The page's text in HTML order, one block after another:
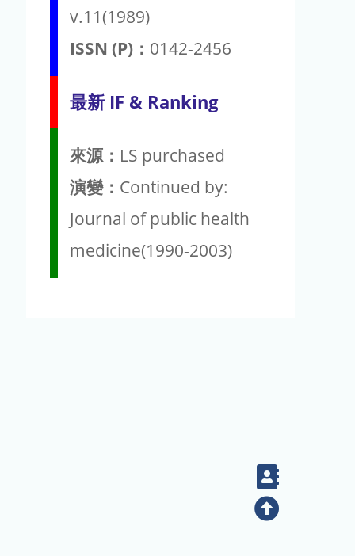
v.11(1989)
ISSN (P)： 0142-2456
最新 IF & Ranking
來源： LS purchased
演變： Continued by:
Journal of public health
medicine(1990-2003)
Contact